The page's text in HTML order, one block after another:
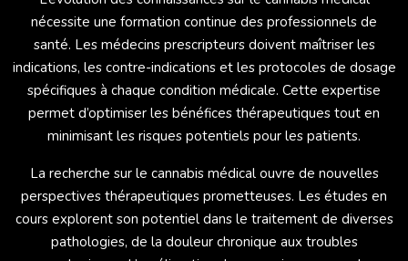
nécessite une formation continue des professionnels de
santé. Les médecins prescripteurs doivent maîtriser les
indications, les contre-indications et les protocoles de dosage
spécifiques à chaque condition médicale. Cette expertise
permet d’optimiser les bénéfices thérapeutiques tout en
minimisant les risques potentiels pour les patients.
La recherche sur le cannabis médical ouvre de nouvelles
perspectives thérapeutiques prometteuses. Les études en
cours explorent son potentiel dans le traitement de diverses
pathologies, de la douleur chronique aux troubles